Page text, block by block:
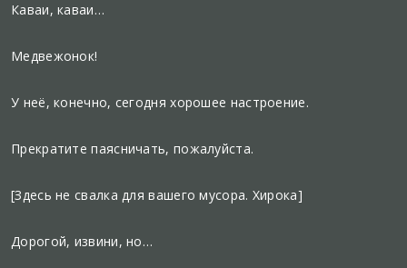
Каваи, каваи…
Медвежонок!
У неё, конечно, сегодня хорошее настроение.
Прекратите паясничать, пожалуйста.
[Здесь не свалка для вашего мусора. Хирока]
Дорогой, извини, но…